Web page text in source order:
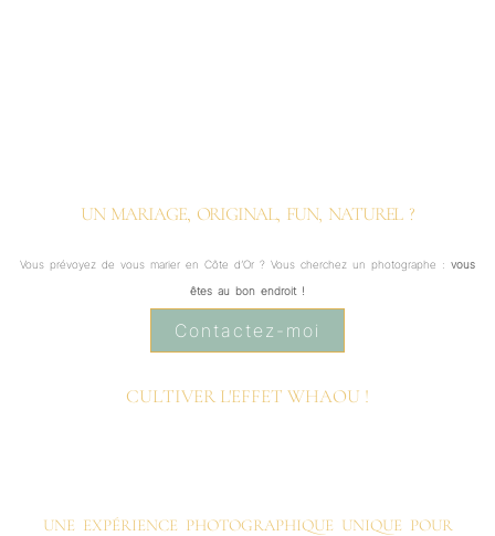
UN MARIAGE, ORIGINAL, FUN, NATUREL ?
Vous prévoyez de vous marier en Côte d’Or ? Vous cherchez un photographe : vous
êtes au bon endroit !
Contactez-moi
CULTIVER L'EFFET WHAOU !
UNE EXPÉRIENCE PHOTOGRAPHIQUE UNIQUE POUR